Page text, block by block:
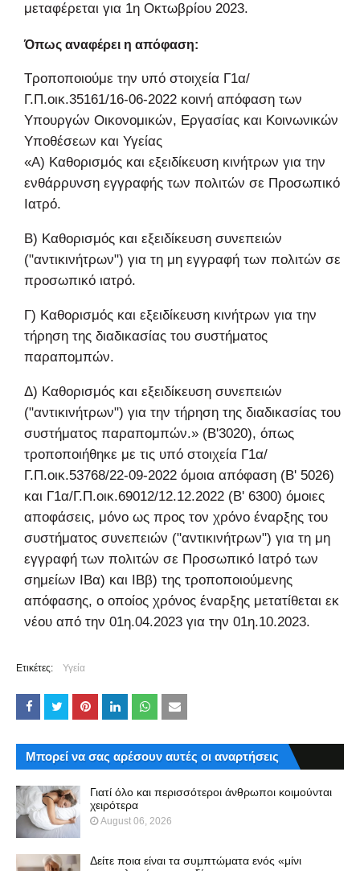
μεταφέρεται για 1η Οκτωβρίου 2023.
Όπως αναφέρει η απόφαση:
Τροποποιούμε την υπό στοιχεία Γ1α/
Γ.Π.οικ.35161/16-06-2022 κοινή απόφαση των
Υπουργών Οικονομικών, Εργασίας και Κοινωνικών
Υποθέσεων και Υγείας
«Α) Καθορισμός και εξειδίκευση κινήτρων για την
ενθάρρυνση εγγραφής των πολιτών σε Προσωπικό
Ιατρό.
Β) Καθορισμός και εξειδίκευση συνεπειών
("αντικινήτρων") για τη μη εγγραφή των πολιτών σε
προσωπικό ιατρό.
Γ) Καθορισμός και εξειδίκευση κινήτρων για την
τήρηση της διαδικασίας του συστήματος
παραπομπών.
Δ) Καθορισμός και εξειδίκευση συνεπειών
("αντικινήτρων") για την τήρηση της διαδικασίας του
συστήματος παραπομπών.» (Β'3020), όπως
τροποποιήθηκε με τις υπό στοιχεία Γ1α/
Γ.Π.οικ.53768/22-09-2022 όμοια απόφαση (Β' 5026)
και Γ1α/Γ.Π.οικ.69012/12.12.2022 (Β' 6300) όμοιες
αποφάσεις, μόνο ως προς τον χρόνο έναρξης του
συστήματος συνεπειών ("αντικινήτρων") για τη μη
εγγραφή των πολιτών σε Προσωπικό Ιατρό των
σημείων ΙΒα) και ΙΒβ) της τροποποιούμενης
απόφασης, ο οποίος χρόνος έναρξης μετατίθεται εκ
νέου από την 01η.04.2023 για την 01η.10.2023.
Ετικέτες: Υγεία
Μπορεί να σας αρέσουν αυτές οι αναρτήσεις
Γιατί όλο και περισσότεροι άνθρωποι κοιμούνται
χειρότερα
August 06, 2026
Δείτε ποια είναι τα συμπτώματα ενός «μίνι